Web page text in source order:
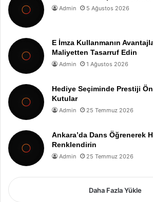
Admin 5 Ağustos 2026
E İmza Kullanmanın
Maliyetten Tasarruf Edin
Admin 1 Ağustos 2026
Hediye Seçiminde Prestiji Ön
Kutular
Admin 25 Temmuz 2026
Ankara’da Dans Öğrenerek
Renklendirin
Admin 25 Temmuz 2026
Daha Fazla Yükle